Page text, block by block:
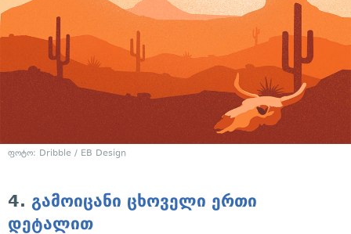
ფოტო: Dribble / EB Design
4. გამოიცანი ცხოველი ერთი
დეტალით